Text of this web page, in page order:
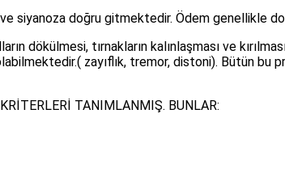
ve siyanoza doğru gitmektedir. Ödem genellikle
dökülmesi, tırnakların kalınlaşması ve
zayıflık, tremor, distoni). Bütün bu
TANIMLANMIŞ. BUNLAR: